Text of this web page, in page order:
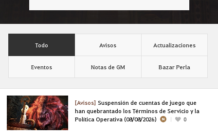
Todo Avisos Actualizaciones
Eventos Notas de GM Bazar Perla
[Avisos] Suspensión de cuentas de juego que
han quebrantado los Términos de Servicio y la
Política Operativa (08/08/2026)
0